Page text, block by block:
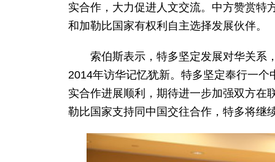
实合作，大力促进人文交流。中方赞赏特
和加勒比国家有权利自主选择发展伙伴。
索伯斯表示，特多坚定发展对华关系
2014年访华记忆犹新。特多坚定奉行一
实合作进展顺利，期待进一步加强双方在
勒比国家支持同中国交往合作，特多将继